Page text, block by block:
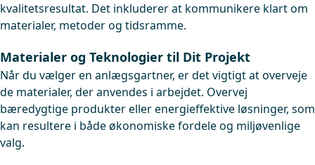
kvalitetsresultat. Det inkluderer at kommunikere klart om
materialer, metoder og tidsramme.
Materialer og Teknologier til Dit Projekt
Når du vælger en anlægsgartner, er det vigtigt at overveje
de materialer, der anvendes i arbejdet. Overvej
bæredygtige produkter eller energieffektive løsninger, som
kan resultere i både økonomiske fordele og miljøvenlige
valg.